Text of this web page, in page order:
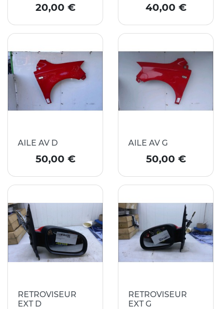
Prix
20,00 €
Prix
40,00 €
AILE AV D
Prix
50,00 €
AILE AV G
Prix
50,00 €
RETROVISEUR
EXT D
RETROVISEUR
EXT G